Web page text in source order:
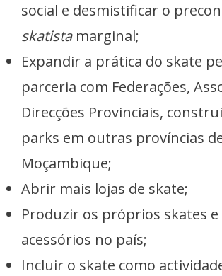
social e desmistificar o
skatistamarginal;
Expandir a prática do skate
parceria com Federações,
Direcções Provinciais,
parks em outras províncias
Moçambique;
Abrir mais lojas de skate;
Produzir os próprios skates e
acessórios no país;
Incluir o skate como